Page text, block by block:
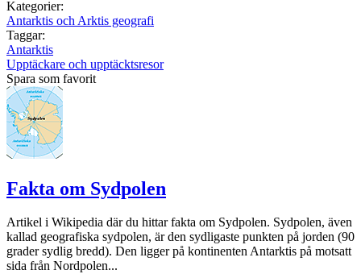
Kategorier:
Antarktis och Arktis geografi
Taggar:
Antarktis
Upptäckare och upptäcktsresor
Spara som favorit
Fakta om Sydpolen
Artikel i Wikipedia där du hittar fakta om Sydpolen. Sydpolen, även
kallad geografiska sydpolen, är den sydligaste punkten på jorden (90
grader sydlig bredd). Den ligger på kontinenten Antarktis på motsatt
sida från Nordpolen...